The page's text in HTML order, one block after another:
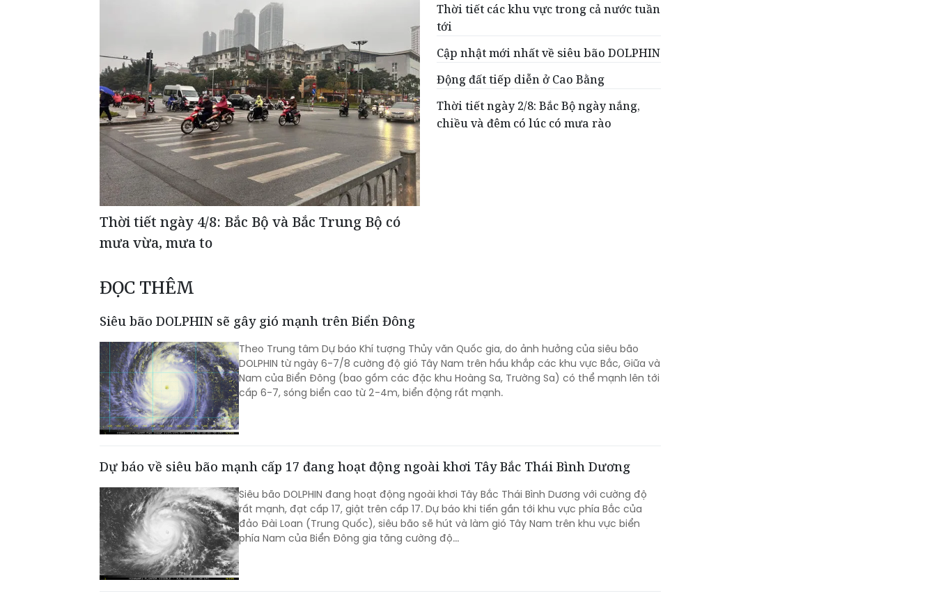
Thời tiết ngày 4/8: Bắc Bộ và Bắc Trung Bộ có
mưa vừa, mưa to
Thời tiết các khu vực trong cả nước tuần
tới
Cập nhật mới nhất về siêu bão DOLPHIN
Động đất tiếp diễn ở Cao Bằng
Thời tiết ngày 2/8: Bắc Bộ ngày nắng,
chiều và đêm có lúc có mưa rào
ĐỌC THÊM
Siêu bão DOLPHIN sẽ gây gió mạnh trên Biển Đông
Theo Trung tâm Dự báo Khí tượng Thủy văn Quốc gia, do ảnh hưởng của siêu bão
DOLPHIN từ ngày 6-7/8 cường độ gió Tây Nam trên hầu khắp các khu vực Bắc, Giữa và
Nam của Biển Đông (bao gồm các đặc khu Hoàng Sa, Trường Sa) có thể mạnh lên tới
cấp 6-7, sóng biển cao từ 2-4m, biển động rất mạnh.
Dự báo về siêu bão mạnh cấp 17 đang hoạt động ngoài khơi Tây Bắc Thái Bình Dương
Siêu bão DOLPHIN đang hoạt động ngoài khơi Tây Bắc Thái Bình Dương với cường độ
rất mạnh, đạt cấp 17, giật trên cấp 17. Dự báo khi tiến gần tới khu vực phía Bắc của
đảo Đài Loan (Trung Quốc), siêu bão sẽ hút và làm gió Tây Nam trên khu vực biển
phía Nam của Biển Đông gia tăng cường độ...